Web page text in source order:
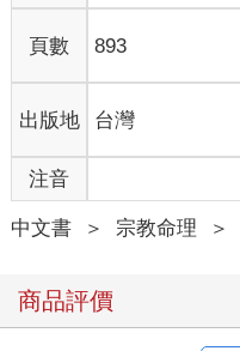
頁數 893
出版地 台灣
注音
中文書 ＞ 宗教命理 ＞
商品評價